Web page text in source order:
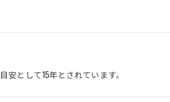
として15年とされています。